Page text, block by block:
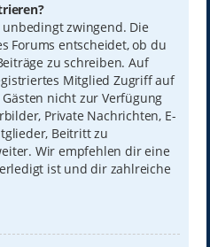
zwingend. Die
Forums entscheidet, ob du
zu schreiben. Auf
Mitglied Zugriff auf
nicht zur Verfügung
Private Nachrichten, E-
Beitritt zu
Wir empfehlen dir eine
ist und dir zahlreiche